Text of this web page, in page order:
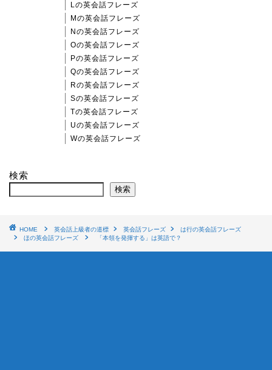
Lの英会話フレーズ
Mの英会話フレーズ
Nの英会話フレーズ
Oの英会話フレーズ
Pの英会話フレーズ
Qの英会話フレーズ
Rの英会話フレーズ
Sの英会話フレーズ
Tの英会話フレーズ
Uの英会話フレーズ
Wの英会話フレーズ
検索
検索
HOME 英会話上級者の道標 英会話フレーズ
は行の英会話フレーズ
ほの英会話フレーズ
「本領を発揮する」は英語で？